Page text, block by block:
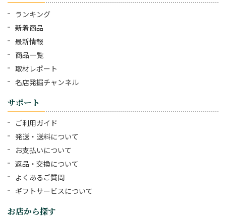
ランキング
新着商品
最新情報
商品一覧
取材レポート
名店発掘チャンネル
サポート
ご利用ガイド
発送・送料について
お支払いについて
返品・交換について
よくあるご質問
ギフトサービスについて
お店から探す